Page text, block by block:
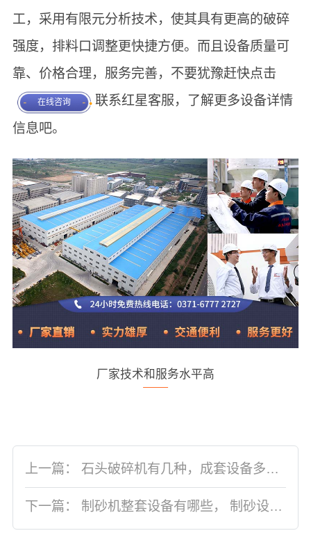
工，采用有限元分析技术，使其具有更高的破碎
强度，排料口调整更快捷方便。而且设备质量可
靠、价格合理，服务完善，不要犹豫赶快点击
在线咨询
联系红星客服，了解更多设备详情
信息吧。
厂家技术和服务水平高
上一篇： 石头破碎机有几种，成套设备多少钱?
下一篇： 制砂机整套设备有哪些， 制砂设备厂家为您提供详细型号及图片